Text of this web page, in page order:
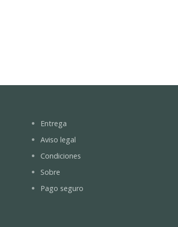
Entrega
Aviso legal
Condiciones
Sobre
Pago seguro